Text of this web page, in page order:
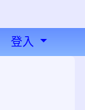
登入